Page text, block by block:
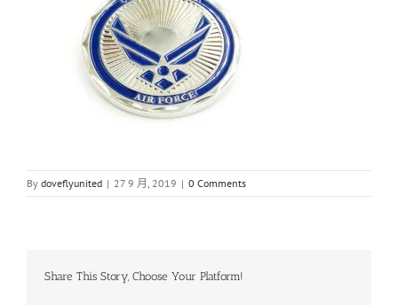
By doveflyunited | 27 9 月, 2019 | 0 Comments
Share This Story, Choose Your Platform!